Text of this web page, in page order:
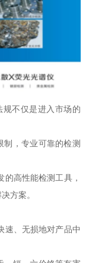
不仅是进入市场的
制，专业可靠的检测
的高性能检测工具，
方案。
速、无损地对产品中